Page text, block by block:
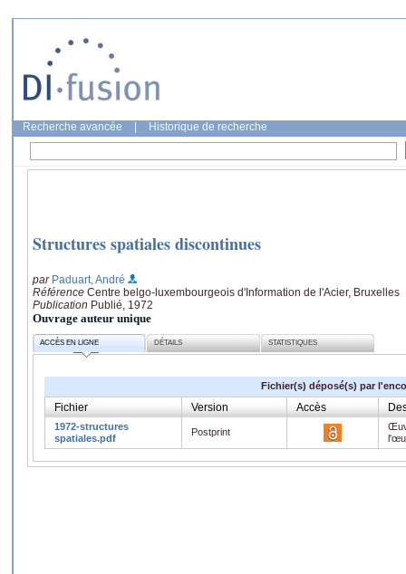
Recherche avancée Historique de recherche
Structures spatiales discontinues
par Paduart, André
Référence Centre belgo-luxembourgeois d'Information de l'Acier, Bruxelles
Publication Publié, 1972
Ouvrage auteur unique
ACCÈS EN LIGNE DÉTAILS STATISTIQUES
Fichier(s) déposé(s) par
Fichier Version Accès
1972-structures
spatiales.pdf
Postprint